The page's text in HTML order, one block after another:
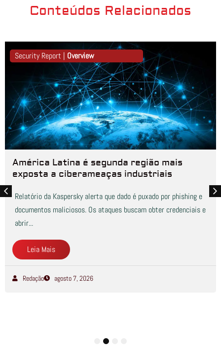
Conteúdos Relacionados
Security Report | Overview
América Latina é segunda região mais
exposta a ciberameaças industriais
Relatório da Kaspersky alerta que dado é puxado por phishing e
documentos maliciosos. Os ataques buscam obter credenciais e
abrir...
Leia Mais
Redação agosto 7, 2026